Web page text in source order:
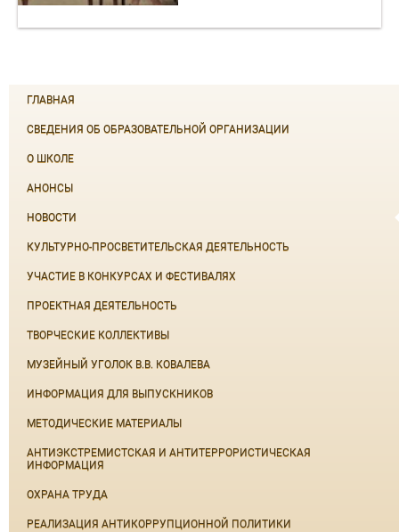
ГЛАВНАЯ
СВЕДЕНИЯ ОБ ОБРАЗОВАТЕЛЬНОЙ ОРГАНИЗАЦИИ
О ШКОЛЕ
АНОНСЫ
НОВОСТИ
КУЛЬТУРНО-ПРОСВЕТИТЕЛЬСКАЯ ДЕЯТЕЛЬНОСТЬ
УЧАСТИЕ В КОНКУРСАХ И ФЕСТИВАЛЯХ
ПРОЕКТНАЯ ДЕЯТЕЛЬНОСТЬ
ТВОРЧЕСКИЕ КОЛЛЕКТИВЫ
МУЗЕЙНЫЙ УГОЛОК В.В. КОВАЛЕВА
ИНФОРМАЦИЯ ДЛЯ ВЫПУСКНИКОВ
МЕТОДИЧЕСКИЕ МАТЕРИАЛЫ
АНТИЭКСТРЕМИСТСКАЯ И АНТИТЕРРОРИСТИЧЕСКАЯ
ИНФОРМАЦИЯ
ОХРАНА ТРУДА
РЕАЛИЗАЦИЯ АНТИКОРРУПЦИОННОЙ ПОЛИТИКИ